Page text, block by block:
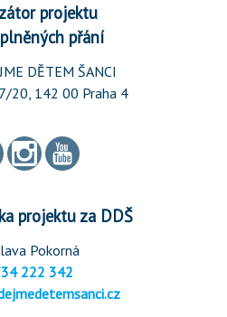
projektu
přání
DĚTEM ŠANCI
20, 142 00 Praha 4
projektu za DDŠ
Pokorná
222 342